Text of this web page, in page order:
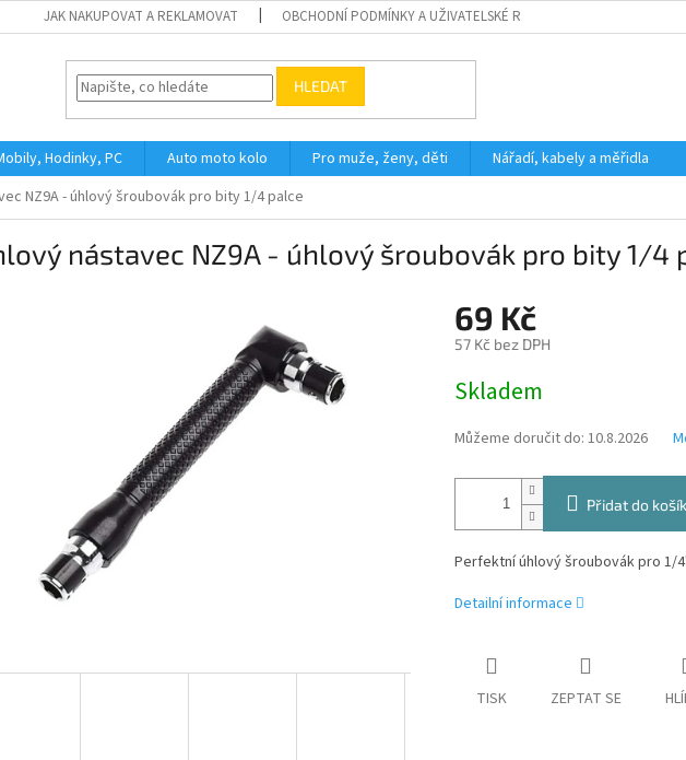
JAK NAKUPOVAT A REKLAMOVAT OBCHODNÍ PODMÍNKY A UŽIVATELSKÉ RADY
HLEDAT
Hodinky, PC Auto moto kolo Pro muže, ženy, děti
Nářadí, kabely a měřidla
NZ9A - úhlový šroubovák pro bity 1/4 palce
nástavec NZ9A - úhlový šroubovák pro bity 1/4
69 Kč
57 Kč bez DPH
cena:
Skladem
Můžeme doručit do: 10.8.2026
Přidat do
Perfektní úhlový šroubovák pro 1/
Detailní informace
TISK ZEPTAT SE